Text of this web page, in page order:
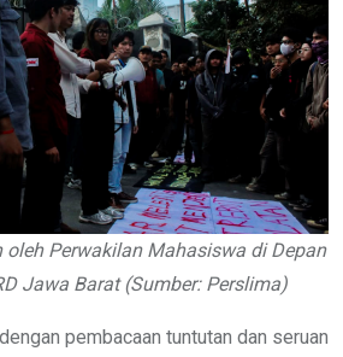
Perwakilan Mahasiswa di Depan
Jawa Barat (Sumber: Perslima)
pembacaan tuntutan dan seruan